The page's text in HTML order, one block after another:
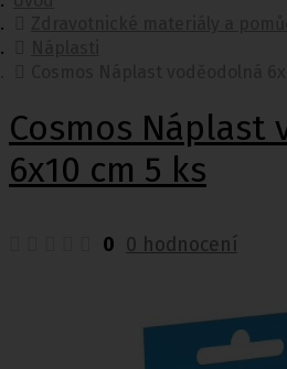
Cosmos Náplast
6x10 cm 5 ks
0 0 hodnocení